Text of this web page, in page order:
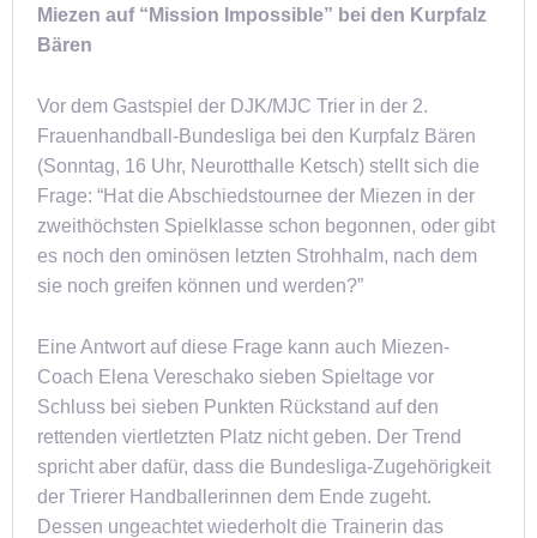
Miezen auf “Mission Impossible” bei den Kurpfalz
Bären
Vor dem Gastspiel der DJK/MJC Trier in der 2.
Frauenhandball-Bundesliga bei den Kurpfalz Bären
(Sonntag, 16 Uhr, Neurotthalle Ketsch) stellt sich die
Frage: “Hat die Abschiedstournee der Miezen in der
zweithöchsten Spielklasse schon begonnen, oder gibt
es noch den ominösen letzten Strohhalm, nach dem
sie noch greifen können und werden?”
Eine Antwort auf diese Frage kann auch Miezen-
Coach Elena Vereschako sieben Spieltage vor
Schluss bei sieben Punkten Rückstand auf den
rettenden viertletzten Platz nicht geben. Der Trend
spricht aber dafür, dass die Bundesliga-Zugehörigkeit
der Trierer Handballerinnen dem Ende zugeht.
Dessen ungeachtet wiederholt die Trainerin das